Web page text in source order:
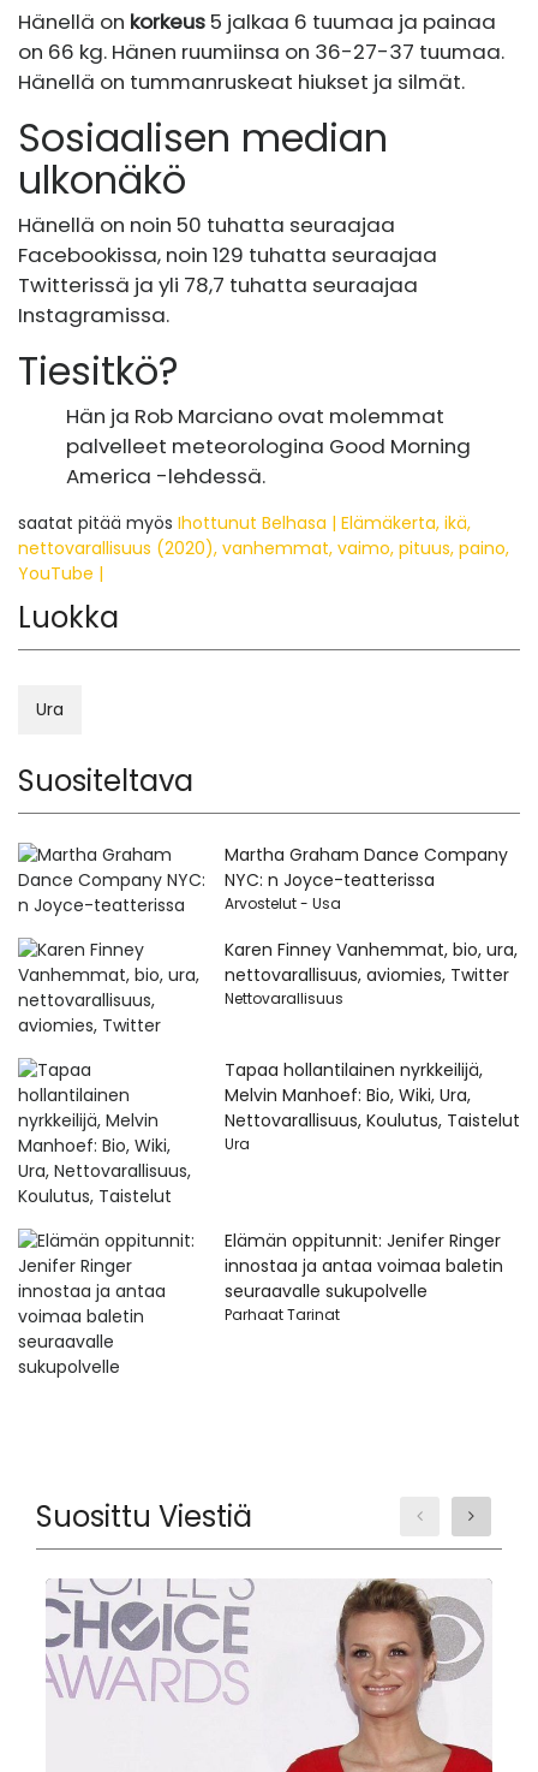
Hänellä on korkeus 5 jalkaa 6 tuumaa ja painaa
on 66 kg. Hänen ruumiinsa on 36-27-37 tuumaa.
Hänellä on tummanruskeat hiukset ja silmät.
Sosiaalisen median
ulkonäkö
Hänellä on noin 50 tuhatta seuraajaa
Facebookissa, noin 129 tuhatta seuraajaa
Twitterissä ja yli 78,7 tuhatta seuraajaa
Instagramissa.
Tiesitkö?
Hän ja Rob Marciano ovat molemmat
palvelleet meteorologina Good Morning
America -lehdessä.
saatat pitää myös Ihottunut Belhasa | Elämäkerta, ikä,
nettovarallisuus (2020), vanhemmat, vaimo, pituus, paino,
YouTube |
Luokka
Ura
Suositeltava
Martha Graham Dance Company
NYC: n Joyce-teatterissa
Arvostelut - Usa
Karen Finney Vanhemmat, bio, ura,
nettovarallisuus, aviomies, Twitter
Nettovarallisuus
Tapaa hollantilainen nyrkkeilijä,
Melvin Manhoef: Bio, Wiki, Ura,
Nettovarallisuus, Koulutus, Taistelut
Ura
Elämän oppitunnit: Jenifer Ringer
innostaa ja antaa voimaa baletin
seuraavalle sukupolvelle
Parhaat Tarinat
Suosittu Viestiä